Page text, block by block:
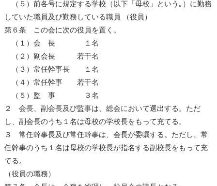
（５）前各号に規定する学校（以下「母校」という｡）に勤務
していた職員及び勤務している職員 （役員）
第６条 この会に次の役員を置く。
（１）会 長 １名
（２）副会長 若干名
（３）常任幹事長 １名
（４）常任幹事 若干名
（５）監 事 ３名
２ 会長、副会長及び監事は、総会において選出する。ただ
し、副会長のうち１名は母校の学校長をもって充てる。
３ 常任幹事長及び常任幹事は、会長が委嘱する。ただし、常
任幹事のうち１名は母校の学校長が指名する副校長をもって充
てる。
（役員の職務）